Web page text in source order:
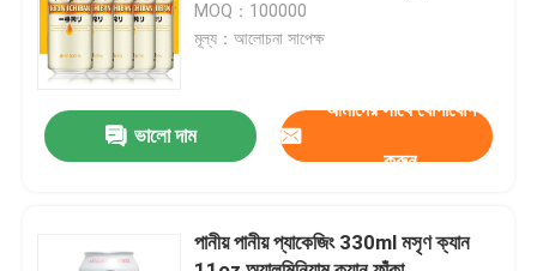
যোগাযোগ করুন
খবর
অ্যালুমিনিয়াম পানীয় প্যাকেজিং
MOQ：100000
মূল্য：আলোচনা সাপেক্ষ
ভালো দাম
আমাদের সাথে যোগাযোগ
করুন
পানীয় পানীয় প্যাকেজিং 330ml মসৃণ ক্যান